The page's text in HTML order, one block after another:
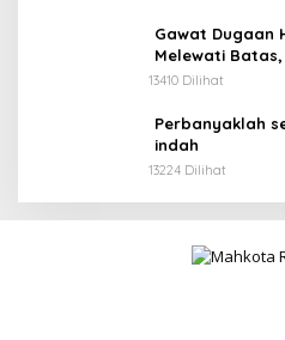
Gawat Dugaan
Melewati
ke APH dan
13410 Dilihat
Perbanyaklah
indah
13224 Dilihat